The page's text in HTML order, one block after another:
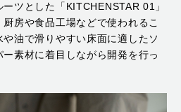
ツとした「KITCHENSTAR 01」
房や食品工場などで使われるこ
油で滑りやすい床面に適したソ
素材に着目しながら開発を行っ